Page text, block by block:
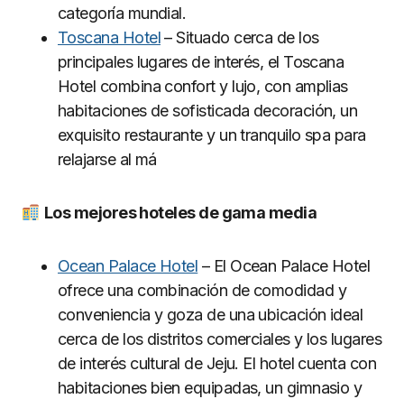
categoría mundial.
Toscana Hotel– Situado cerca de los
principales lugares de interés, el Toscana
Hotel combina confort y lujo, con amplias
habitaciones de sofisticada decoración, un
exquisito restaurante y un tranquilo spa para
relajarse al má
Los mejores hoteles de gama media
Ocean Palace Hotel – El Ocean Palace Hotel
ofrece una combinación de comodidad y
conveniencia y goza de una ubicación ideal
cerca de los distritos comerciales y los lugares
de interés cultural de Jeju. El hotel cuenta con
habitaciones bien equipadas, un gimnasio y